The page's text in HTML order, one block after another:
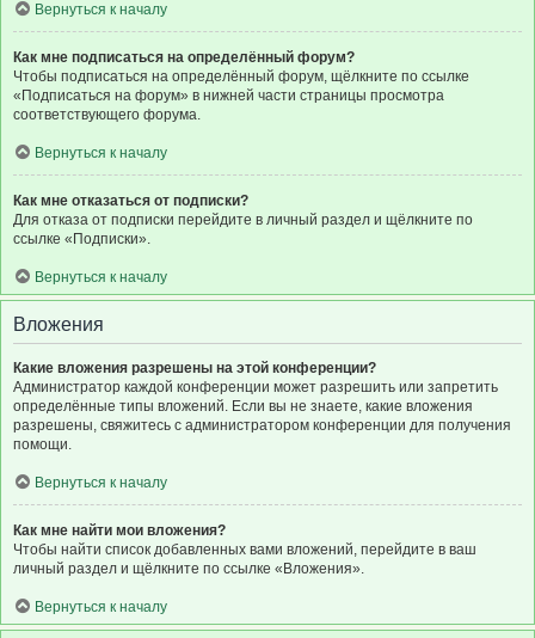
Вернуться к началу
Как мне подписаться на определённый форум?
Чтобы подписаться на определённый форум, щёлкните по ссылке
«Подписаться на форум» в нижней части страницы просмотра
соответствующего форума.
Вернуться к началу
Как мне отказаться от подписки?
Для отказа от подписки перейдите в личный раздел и щёлкните по
ссылке «Подписки».
Вернуться к началу
Вложения
Какие вложения разрешены на этой конференции?
Администратор каждой конференции может разрешить или запретить
определённые типы вложений. Если вы не знаете, какие вложения
разрешены, свяжитесь с администратором конференции для получения
помощи.
Вернуться к началу
Как мне найти мои вложения?
Чтобы найти список добавленных вами вложений, перейдите в ваш
личный раздел и щёлкните по ссылке «Вложения».
Вернуться к началу